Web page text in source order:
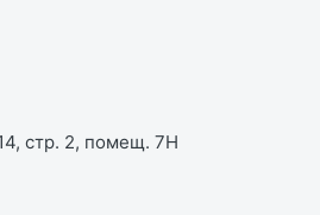
стр. 2, помещ. 7Н